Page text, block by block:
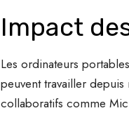
Impact
Les ordinateurs
peuvent travailler
collaboratifs comme